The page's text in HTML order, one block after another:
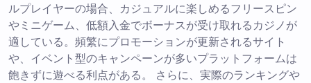
ルプレイヤーの場合、カジュアルに楽しめるフリースピン
やミニゲーム、低額入金でボーナスが受け取れるカジノが
適している。頻繁にプロモーションが更新されるサイト
や、イベント型のキャンペーンが多いプラットフォームは
飽きずに遊べる利点がある。 さらに、実際のランキングや